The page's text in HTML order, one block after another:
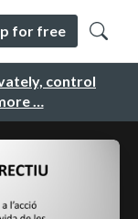
control
…
for free